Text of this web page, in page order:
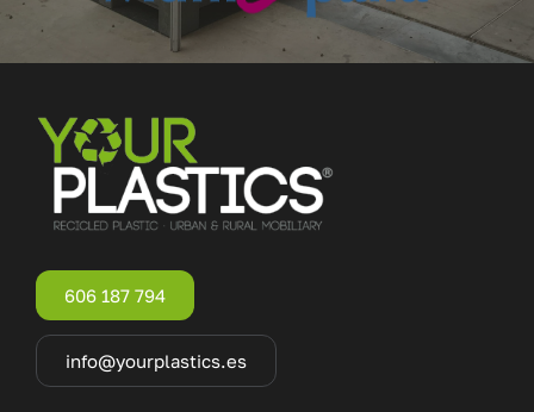
606 187 794
info@yourplastics.es